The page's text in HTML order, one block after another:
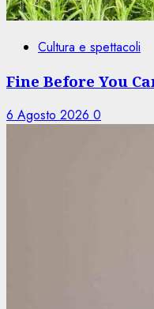
Cultura e spettacoli
Fine Before You
6 Agosto 2026 0